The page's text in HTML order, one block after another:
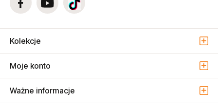
Kolekcje
Moje konto
Ważne informacje